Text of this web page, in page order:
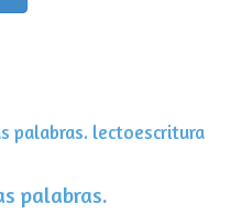
palabras.